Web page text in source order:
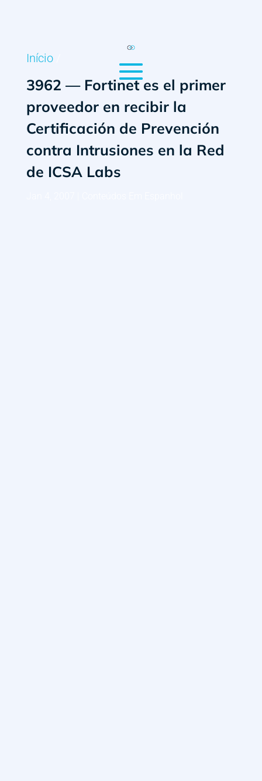
Início
3962 — Fortinet es el primer
proveedor en recibir la
Certificación de Prevención
contra Intrusiones en la Red
de ICSA Labs